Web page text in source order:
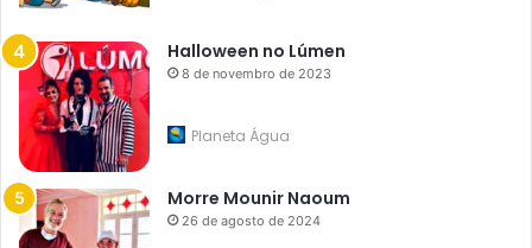
Halloween no Lúmen
8 de novembro de 2023
Planeta Água
Morre Mounir Naoum
26 de agosto de 2024